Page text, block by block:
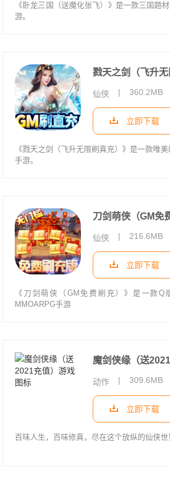
《卧龙三国（送魔化张飞）》是一款三国题
游。
仙侠 | 360.2MB
立即下载
《戮天之剑（飞升无限刷真充）》是一款唯
手游。
刀剑萌侠（GM免
仙侠 | 216.6MB
立即下载
《刀剑萌侠（GM免费刷充）》是一款Q
MMOARPG手游
魔剑侠缘（送2021
动作 | 309.6MB
立即下载
百味人生，百味修真，尽在这个放纵的仙侠世